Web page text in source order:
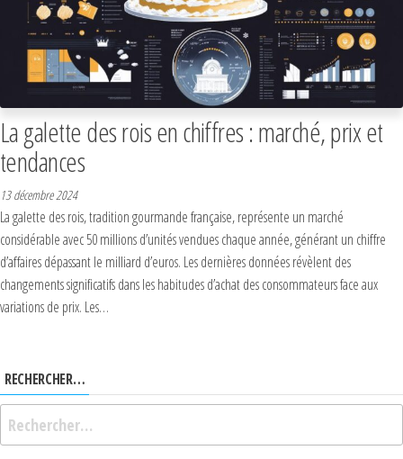
La galette des rois en chiffres : marché, prix et
tendances
13 décembre 2024
La galette des rois, tradition gourmande française, représente un marché
considérable avec 50 millions d’unités vendues chaque année, générant un chiffre
d’affaires dépassant le milliard d’euros. Les dernières données révèlent des
changements significatifs dans les habitudes d’achat des consommateurs face aux
variations de prix. Les…
RECHERCHER…